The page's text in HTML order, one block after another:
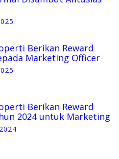
Berikan Reward
Marketing Officer
Berikan Reward
2024 untuk Marketing